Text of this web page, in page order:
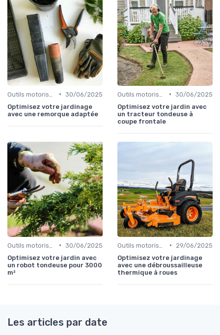
• 30/06/2025
Optimisez votre jardinage
avec une remorque adaptée
• 30/06/2025
Optimisez votre jardin avec
un tracteur tondeuse à
coupe frontale
• 30/06/2025
Optimisez votre jardin avec
un robot tondeuse pour 3000
m²
•
29/06/2025
Optimisez votre jardinage
avec une débroussailleuse
thermique à roues
Les articles par date